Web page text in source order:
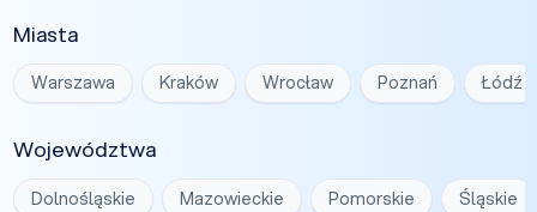
Miasta
Warszawa Kraków Wrocław Poznań Łódź
Województwa
Dolnośląskie Mazowieckie Pomorskie Śląskie